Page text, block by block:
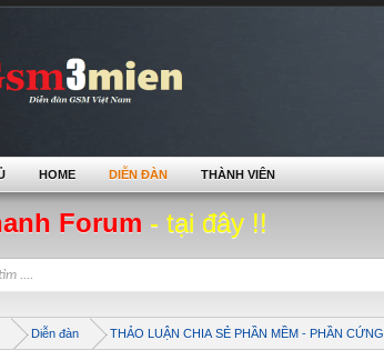
Forum - tại đây !!
Diễn đàn THẢO LUẬN CHIA SẺ PHẦN MỀM - PHẦN CỨNG
HOME DIỄN ĐÀN THÀNH VIÊN